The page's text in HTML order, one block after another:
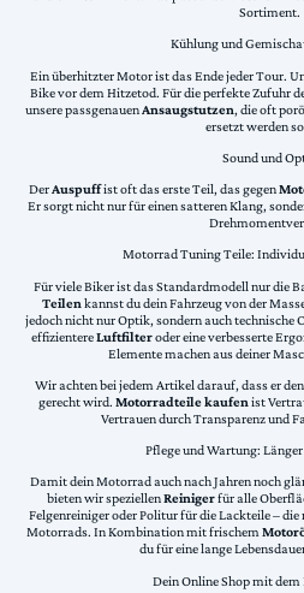
Sortiment.
Kühlung und
Ein überhitzter Motor ist das Ende jeder Tour.
Bike vor dem Hitzetod. Für die perfekte Zufuhr
unsere passgenauenAnsaugstutzen, die oft
ersetzt werden
Sound und
DerAuspuffist oft das erste Teil, das gegen
Er sorgt nicht nur für einen satteren Klang,
Motorrad Tuning Teile:
Für viele Biker ist das Standardmodell nur die
Teilen kannst du dein Fahrzeug von der
jedoch nicht nur Optik, sondern auch technische
effizientereLuftfilteroder eine verbesserte
Elemente machen aus deiner
Wir achten bei jedem Artikel darauf, dass er
gerecht wird. Motorradteile kaufen ist
Vertrauen durch Transparenz und
Pflege und Wartung:
Damit dein Motorrad auch nach Jahren noch
bieten wir speziellenReinigerfür alle
Felgenreiniger oder Politur für die Lackteile –
Motorrads. In Kombination mit frischem
du für eine lange
Dein Online Shop mit dem